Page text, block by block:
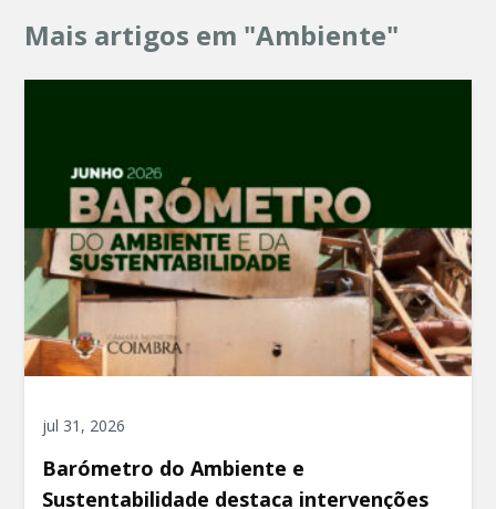
Mais artigos em "Ambiente"
jul 31, 2026
Barómetro do Ambiente e
Sustentabilidade destaca intervenções